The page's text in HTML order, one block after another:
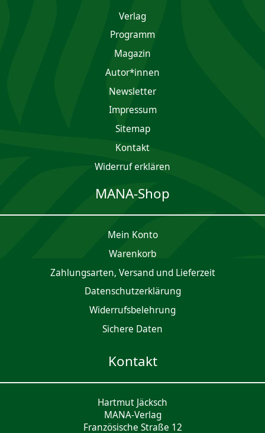
Verlag
Programm
Magazin
Autor*innen
Newsletter
Impres­sum
Sitemap
Kontakt
Widerruf erklären
MANA-Shop
Mein Konto
Waren­korb
Zahlungsarten, Versand und Lieferzeit
Daten­schutz­er­klärung
Widerrufsbelehrung
Sichere Daten
Kontakt
Hartmut Jäcksch
MANA-Verlag
Französische Straße 12